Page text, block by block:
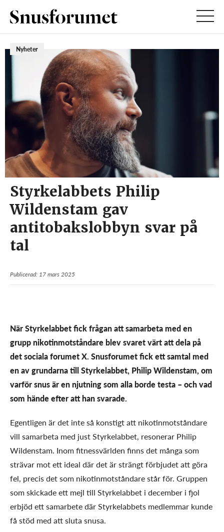
Nyheter
Styrkelabbets Philip
Wildenstam gav
antitobakslobbyn svar på
tal
Publicerad: 17 mars 2025
När Styrkelabbet fick frågan att samarbeta med en
grupp nikotinmotståndare blev svaret värt att dela på
det sociala forumet X. Snusforumet fick ett samtal med
en av grundarna till Styrkelabbet, Philip Wildenstam, om
varför snus är en njutning som alla borde testa – och vad
som hände efter att han svarade.
Egentligen är det inte så konstigt att nikotinmotståndare
vill samarbeta med just Styrkelabbet, resonerar Philip
Wildenstam. Inom fitnessvärlden finns det många som
strävar mot ett ideal där det är strängt förbjudet att göra
fel, precis det som nikotinmotståndare står för. Gruppen
som skickade ett mejl till Styrkelabbet i december i fjol
erbjöd ett samarbete där Styrkelabbets medlemmar kunde
få stöd med att sluta snusa.